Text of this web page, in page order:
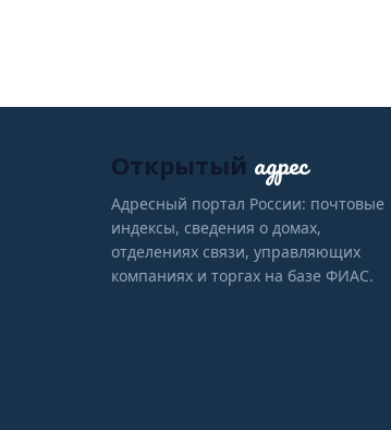
Открытый адрес
Адресный портал России: почтовые
индексы, сведения о домах,
отделениях связи, управляющих
компаниях и торгах на базе ФИАС.